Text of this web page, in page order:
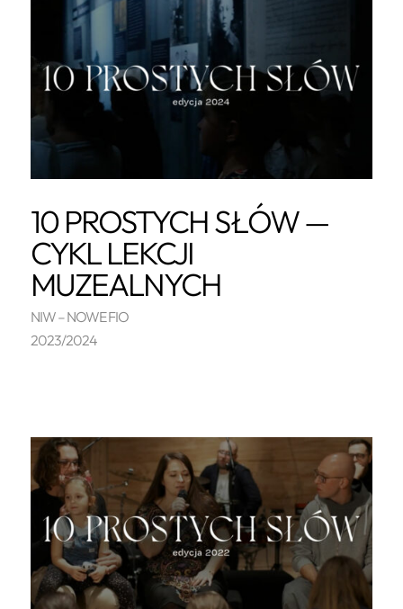
10 PROSTYCH SŁÓW —
CYKL LEKCJI
MUZEALNYCH
NIW – NOWE FIO
2023/2024